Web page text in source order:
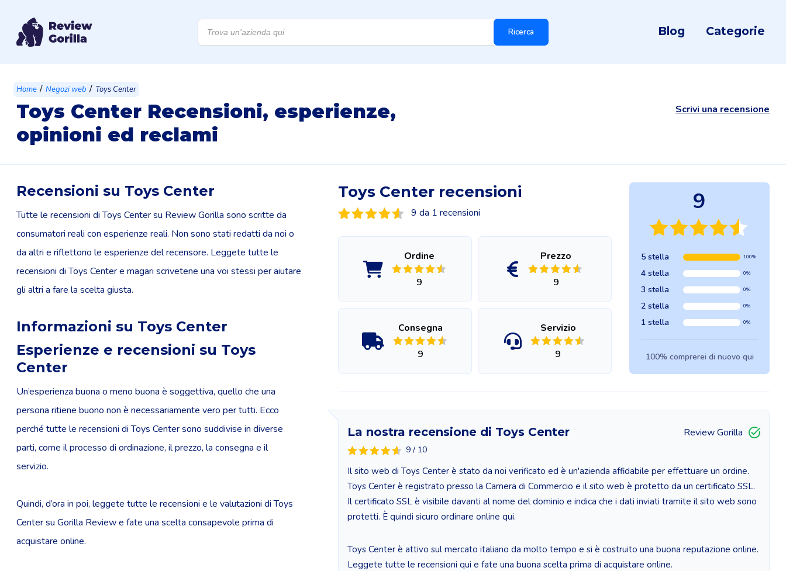
Products
search Ricerca Blog Categorie
Home / Negozi web / Toys Center
Toys Center Recensioni, esperienze,
opinioni ed reclami
Scrivi una recensione
Recensioni su Toys Center
Tutte le recensioni di Toys Center su Review Gorilla sono scritte da
consumatori reali con esperienze reali. Non sono stati redatti da noi o
da altri e riflettono le esperienze del recensore. Leggete tutte le
recensioni di Toys Center e magari scrivetene una voi stessi per aiutare
gli altri a fare la scelta giusta.
Informazioni su Toys Center
Esperienze e recensioni su Toys
Center
Un’esperienza buona o meno buona è soggettiva, quello che una
persona ritiene buono non è necessariamente vero per tutti. Ecco
perché tutte le recensioni di Toys Center sono suddivise in diverse
parti, come il processo di ordinazione, il prezzo, la consegna e il
servizio.
Quindi, d’ora in poi, leggete tutte le recensioni e le valutazioni di Toys
Center su Gorilla Review e fate una scelta consapevole prima di
acquistare online.
Toys Center recensioni
9 da 1 recensioni
Ordine
9
Prezzo
9
Consegna
9
Servizio
9
9
5 stella 100%
4 stella 0%
3 stella 0%
2 stella 0%
1 stella 0%
100% comprerei di nuovo qui
La nostra recensione di Toys Center
9 / 10
Review Gorilla
Il sito web di Toys Center è stato da noi verificato ed è un'azienda affidabile per effettuare un ordine.
Toys Center è registrato presso la Camera di Commercio e il sito web è protetto da un certificato SSL.
Il certificato SSL è visibile davanti al nome del dominio e indica che i dati inviati tramite il sito web sono
protetti. È quindi sicuro ordinare online qui.
Toys Center è attivo sul mercato italiano da molto tempo e si è costruito una buona reputazione online.
Leggete tutte le recensioni qui e fate una buona scelta prima di acquistare online.